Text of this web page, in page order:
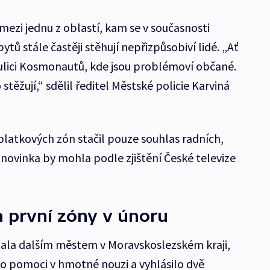
jednu z oblastí, kam se v současnosti
stále častěji stěhují nepřizpůsobiví lidé. „Ať
Kosmonautů, kde jsou problémoví občané.
sdělil ředitel Městské policie Karviná
zón stačil pouze souhlas radních,
by mohla podle zjištění České televize
první zóny v únoru
dalším městem v Moravskoslezském kraji,
pomoci v hmotné nouzi a vyhlásilo dvě